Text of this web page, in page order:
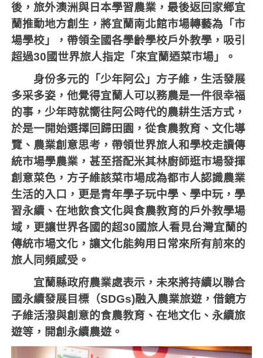
後，旅外澳洲與日本學習農業，最後返回家鄉宜
蘭推動地方創生，將宜蘭南北館市場轉藝為「市
場學校」，帶領全國各學齡學校戶外教學，吸引
超過30國世界旅人指定「來宜蘭迺菜市場」。
身份多元的「少年阿公」方子維，生活發展
多采多姿，他覺得宜蘭人可以務農是一件很幸福
的事，少年時就嚮往阿公時代的農耕生活方式，
於是一開始選擇回歸田園，從食農教育、文化導
覽、農業創意思考，帶領世界旅人和學校走讀傳
統市場學農業，甚至搭配米其林廚師逛市場發揮
創意菜色，方子維該菜市場成為都市人認識農業
生活的入口，更是青年學子玩中學、學中玩，學
習永續、在地飲食文化與食農教育的戶外教學場
域，更讓世界各國的超30國旅人看見台灣宜蘭的
傳統市場文化，讓文化能夠用日常來所有前來的
旅人同頻感受。
宜蘭縣政府農業處表示，未來將持續以聯合
國永續發展目標（SDGs)融入農業旅遊，借鏡方
子維活潑與創意的食農教育、在地文化、永續旅
遊等，開創永續農遊。